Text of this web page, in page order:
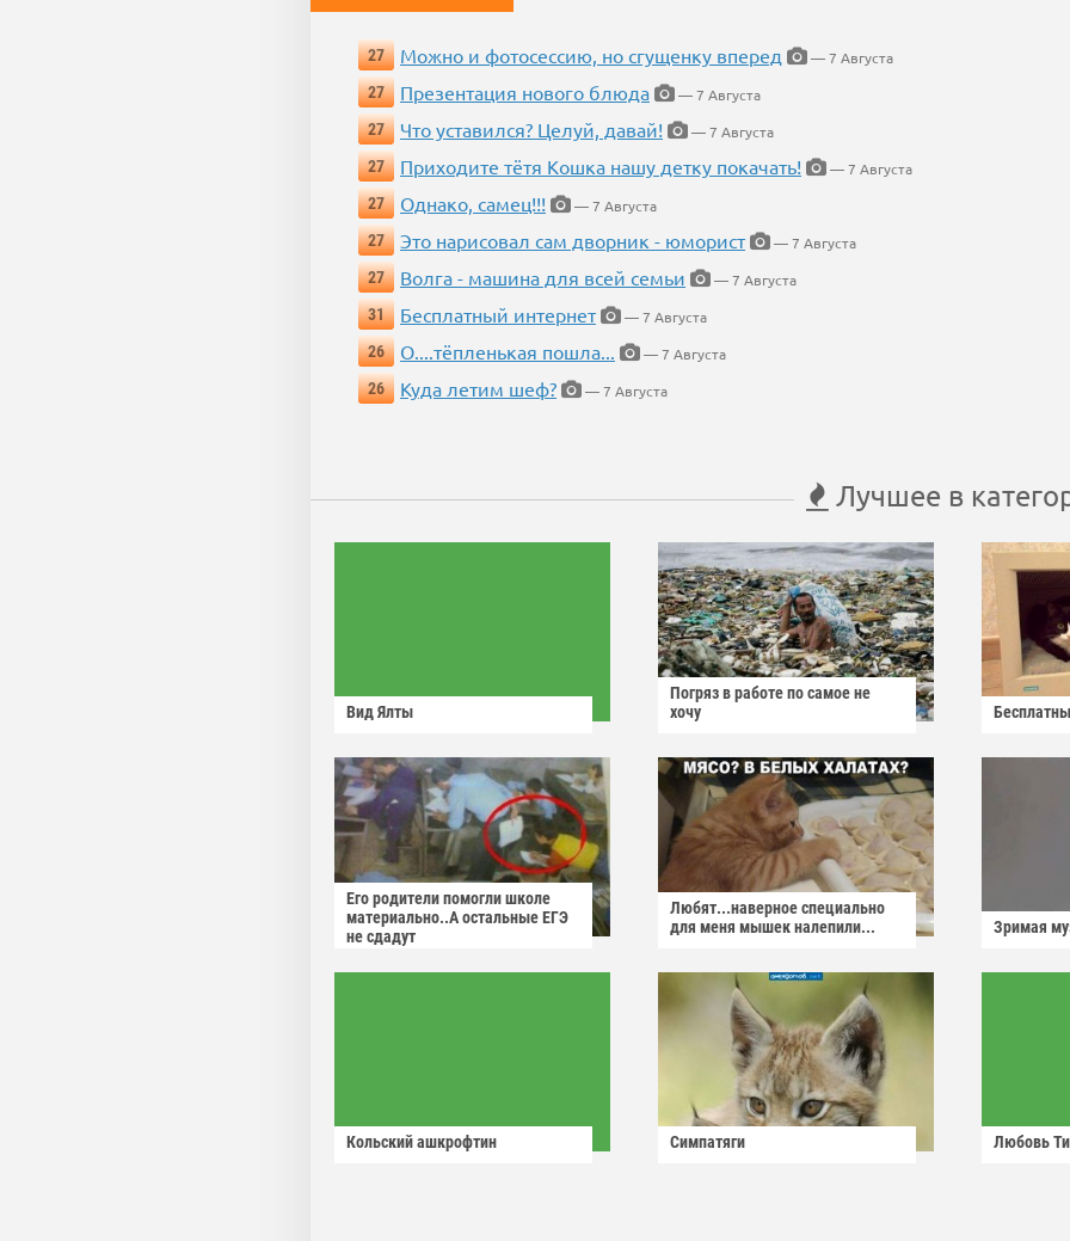
27 Можно и фотосессию, но сгущенку вперед
— 7 Августа
27
Презентация нового блюда
— 7 Августа
27
Что уставился? Целуй, давай!
— 7 Августа
27
Приходите тётя Кошка нашу детку покачать!
— 7 Августа
27
Однако, самец!!!
— 7 Августа
27
Это нарисовал сам дворник - юморист
— 7 Августа
27
Волга - машина для всей семьи
— 7 Августа
31
Бесплатный интернет
— 7 Августа
26
О....тёпленькая пошла...
— 7 Августа
26
Куда летим шеф? — 7 Августа
Лучшее в
Вид Ялты
Погряз в работе по самое не
хочу
Его родители помогли школе
материально..А остальные ЕГЭ
не сдадут
Любят...наверное специально
для меня мышек налепили...
Зримая
Кольский ашкрофтин Симпатяги Любовь